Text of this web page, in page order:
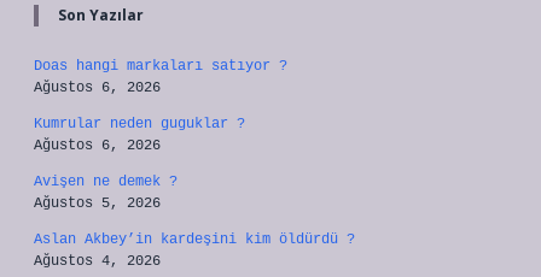
Son Yazılar
Doas hangi markaları satıyor ?
Ağustos 6, 2026
Kumrular neden guguklar ?
Ağustos 6, 2026
Avişen ne demek ?
Ağustos 5, 2026
Aslan Akbey’in kardeşini kim öldürdü ?
Ağustos 4, 2026